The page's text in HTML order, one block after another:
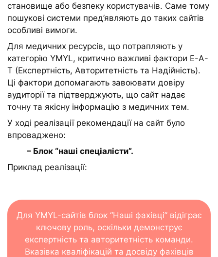
становище або безпеку користувачів. Саме тому
пошукові системи пред’являють до таких сайтів
особливі вимоги.
Для медичних ресурсів, що потрапляють у
категорію YMYL, критично важливі фактори E-A-
T (Експертність, Авторитетність та Надійність).
Ці фактори допомагають завоювати довіру
аудиторії та підтверджують, що сайт надає
точну та якісну інформацію з медичних тем.
У ході реалізації рекомендації на сайт було
впроваджено:
– Блок “наші спеціалісти”.
Приклад реалізації:
Для YMYL-сайтів блок “Наші фахівці” відіграє
ключову роль, оскільки демонструє
експертність та авторитетність команди.
Вказівка ​​кваліфікацій та досвіду фахівців